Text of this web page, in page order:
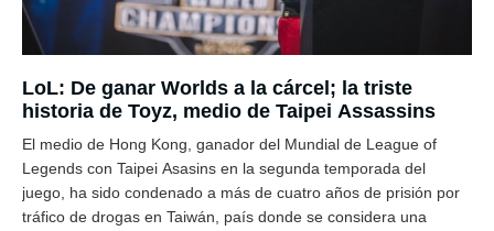
LoL: De ganar Worlds a la cárcel; la triste
historia de Toyz, medio de Taipei Assassins
El medio de Hong Kong, ganador del Mundial de League of
Legends con Taipei Asasins en la segunda temporada del
juego, ha sido condenado a más de cuatro años de prisión por
tráfico de drogas en Taiwán, país donde se considera una